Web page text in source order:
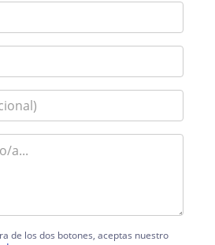
de los dos botones, aceptas nuestro